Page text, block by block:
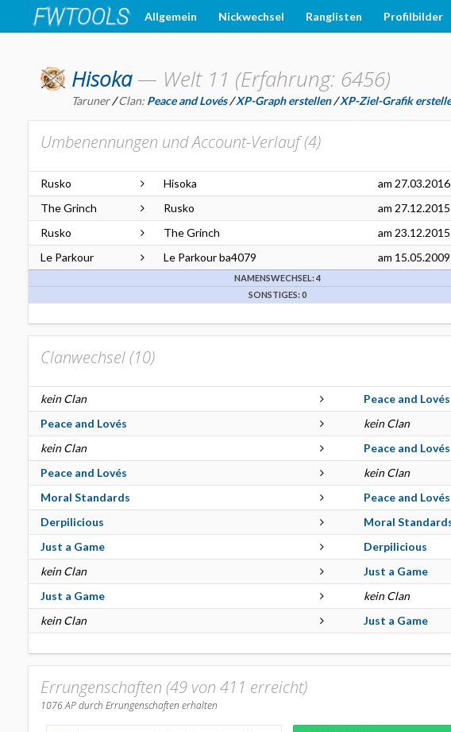
Allgemein Nickwechsel Ranglisten Profilbilder
Hisoka — Welt 11 (Erfahrung: 6456)
Taruner/Clan: Peace and Lovés /XP-Graph erstellen/XP-Ziel-Grafik
Umbenennungen und Account-Verlauf (4)
Rusko Hisoka am 27.03.2016
The Grinch
Rusko am 27.12.2015
Rusko
The Grinch am 23.12.2015
Le Parkour
Le Parkour ba4079 am 15.05.2009
NAMENSWECHSEL: 4
SONSTIGES: 0
Clanwechsel (10)
kein Clan Peace and Lovés
Peace and Lovés
kein Clan
kein Clan
Peace and Lovés
Peace and Lovés
kein Clan
Moral Standards
Peace and Lovés
Derpilicious
Moral
Just a Game
Derpilicious
kein Clan
Just a Game
Just a Game
kein Clan
kein Clan
Just a Game
Errungenschaften (49 von 411 erreicht)
1076AP durch Errungenschaften erhalten